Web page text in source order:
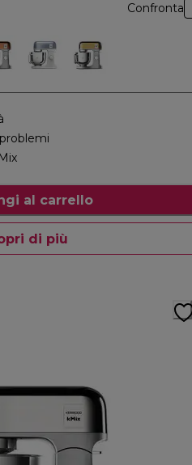
Confronta
al carrello
di più